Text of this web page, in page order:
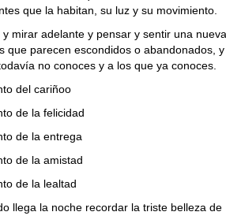
que la habitan, su luz y su movimiento.
mirar adelante y pensar y sentir una nueva
que parecen escondidos o abandonados, y
no conoces y a los que ya conoces.
del cariñoo
de la felicidad
de la entrega
de la amistad
de la lealtad
llega la noche recordar la triste belleza de